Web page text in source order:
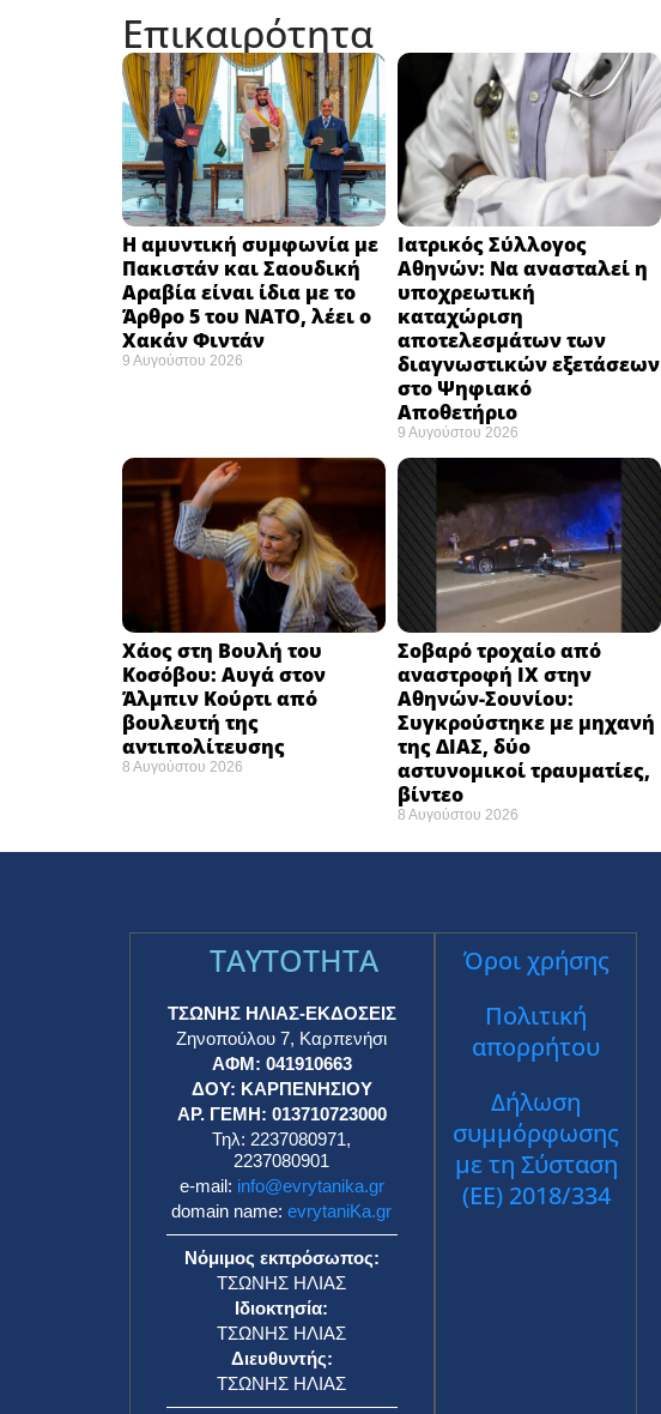
Επικαιρότητα
Η αμυντική συμφωνία με
Πακιστάν και Σαουδική
Αραβία είναι ίδια με το
Άρθρο 5 του ΝΑΤΟ, λέει ο
Χακάν Φιντάν ​
9 Αυγούστου 2026
Ιατρικός Σύλλογος
Αθηνών: Να ανασταλεί η
υποχρεωτική
καταχώριση
αποτελεσμάτων των
διαγνωστικών εξετάσεων
στο Ψηφιακό
Αποθετήριο ​
9 Αυγούστου 2026
Χάος στη Βουλή του
Κοσόβου: Αυγά στον
Άλμπιν Κούρτι από
βουλευτή της
αντιπολίτευσης
8 Αυγούστου 2026
Σοβαρό τροχαίο από
αναστροφή ΙΧ στην
Αθηνών-Σουνίου:
Συγκρούστηκε με μηχανή
της ΔΙΑΣ, δύο
αστυνομικοί τραυματίες,
βίντεο
8 Αυγούστου 2026
TAYTOTHTA
ΤΣΩΝΗΣ ΗΛΙΑΣ-ΕΚΔΟΣΕΙΣ
Ζηνοπούλου 7, Καρπενήσι
ΑΦΜ: 041910663
ΔΟΥ: ΚΑΡΠΕΝΗΣΙΟΥ
ΑΡ. ΓΕΜΗ: 013710723000
Τηλ: 2237080971,
2237080901
e-mail: info@evrytanika.gr
domain name:evrytaniKa.gr
Νόμιμος εκπρόσωπος:
ΤΣΩΝΗΣ ΗΛΙΑΣ
Ιδιοκτησία:
ΤΣΩΝΗΣ ΗΛΙΑΣ
Διευθυντής:
ΤΣΩΝΗΣ ΗΛΙΑΣ
Όροι χρήσης
Πολιτική
απορρήτου
Δήλωση
συμμόρφωσης
με τη Σύσταση
(ΕΕ) 2018/334